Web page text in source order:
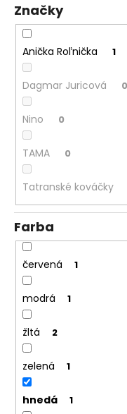
Značky
Anička Roľnička 1
Dagmar Juricová 0
Nino 0
TAMA 0
Tatranské kováčky
Farba
červená 1
modrá 1
žltá 2
zelená 1
hnedá 1